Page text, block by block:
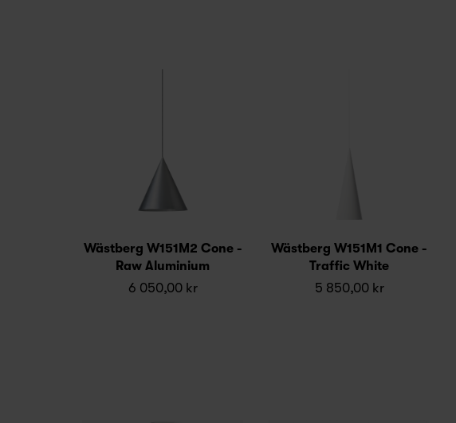
Wästberg W151M2 Cone -
Raw Aluminium
6 050,00 kr
Wästberg W151M1 Cone -
Traffic White
5 850,00 kr